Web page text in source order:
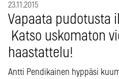
23.11.2015
Vapaata pudotusta
Katso uskomaton
haastattelu!
Antti Pendikainen hyppäsi